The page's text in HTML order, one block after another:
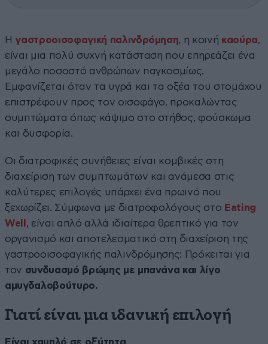
Η γαστροοισοφαγική παλινδρόμηση, η κοινή καούρα,
είναι μια πολύ συχνή κατάσταση που επηρεάζει ένα
μεγάλο ποσοστό ανθρώπων παγκοσμίως.
Εμφανίζεται όταν τα υγρά και τα οξέα του στομάχου
επιστρέφουν προς τον οισοφάγο, προκαλώντας
συμπτώματα όπως κάψιμο στο στήθος, φούσκωμα
και δυσφορία.
Οι διατροφικές συνήθειες είναι κομβικές στη
διαχείριση των συμπτωμάτων και ανάμεσα στις
καλύτερες επιλογές υπάρχει ένα πρωινό που
ξεχωρίζει. Σύμφωνα με διατροφολόγους στο Eating
Well , είναι απλό αλλά ιδιαίτερα θρεπτικό για τον
οργανισμό και αποτελεσματικό στη διαχείριση της
γαστροοισοφαγικής παλινδρόμησης: Πρόκειται για
τον συνδυασμό βρώμης με μπανάνα και λίγο
αμυγδαλοβούτυρο.
Γιατί είναι μια ιδανική επιλογή
Είναι χαμηλό σε οξύτητα